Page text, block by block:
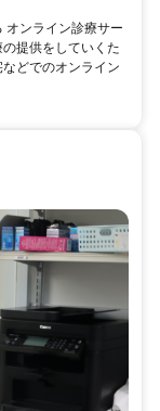
オンライン診療サー
提供をしていくた
どでのオンライン